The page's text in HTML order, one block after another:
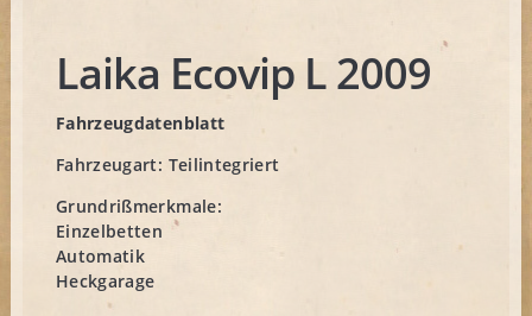
Laika Ecovip L 2009
Fahrzeugdatenblatt
Fahrzeugart: Teilintegriert
Grundrißmerkmale:
Einzelbetten
Automatik
Heckgarage